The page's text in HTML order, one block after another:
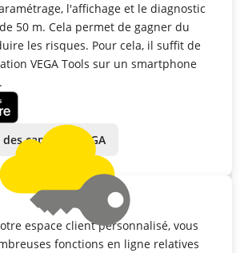
l'affichage et le diagnostic
50 m. Cela permet de gagner du
les risques. Pour cela, il suffit de
VEGA Tools sur un smartphone
capteurs VEGA
espace client personnalisé, vous
fonctions en ligne relatives